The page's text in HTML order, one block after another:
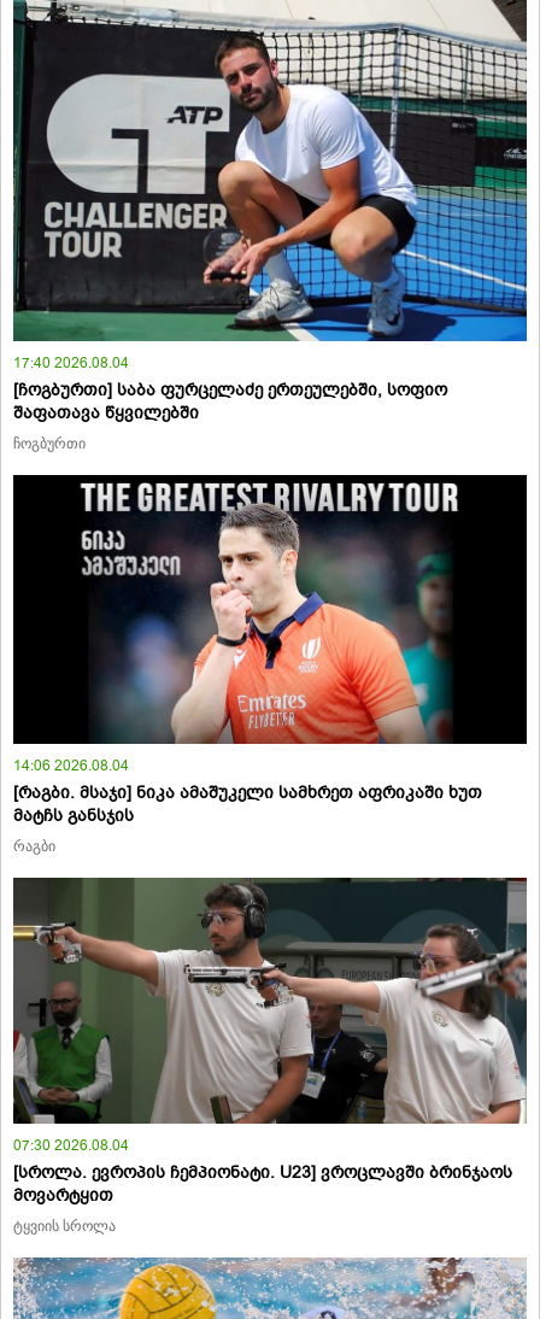
17:40 2026.08.04
[ჩოგბურთი] საბა ფურცელაძე ერთეულებში, სოფიო
შაფათავა წყვილებში
ჩოგბურთი
14:06 2026.08.04
[რაგბი. მსაჯი] ნიკა ამაშუკელი სამხრეთ აფრიკაში ხუთ
მატჩს განსჯის
რაგბი
07:30 2026.08.04
[სროლა. ევროპის ჩემპიონატი. U23] ვროცლავში ბრინჯაოს
მოვარტყით
ტყვიის სროლა